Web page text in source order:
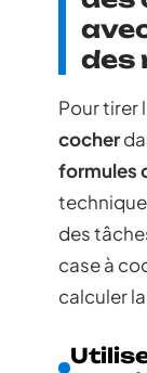
des
Pour tirer
cocher
formules
des
case à
calculer